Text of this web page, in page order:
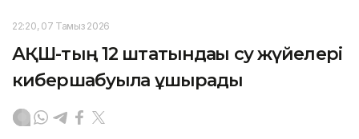
22:20, 07 Тамыз 2026
АҚШ-тың 12 штатындағы су жүйелері
кибершабуылға ұшырады